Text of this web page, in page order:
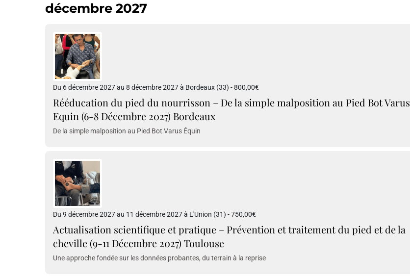
décembre 2027
Du 6 décembre 2027 au 8 décembre 2027 à Bordeaux (33) - 800,00€
Rééducation du pied du nourrisson – De la simple malposition au Pied Bot Varus
Equin (6-8 Décembre 2027) Bordeaux
De la simple malposition au Pied Bot Varus Équin
Du 9 décembre 2027 au 11 décembre 2027 à L'Union (31) - 750,00€
Actualisation scientifique et pratique – Prévention et traitement du pied et de la
cheville (9-11 Décembre 2027) Toulouse
Une approche fondée sur les données probantes, du terrain à la reprise